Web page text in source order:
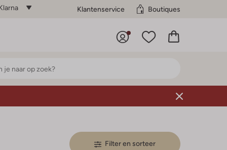
Klantenservice Boutiques
Filter en sorteer